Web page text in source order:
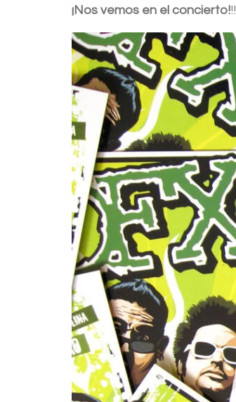
¡Nos vemos en el concierto!!!